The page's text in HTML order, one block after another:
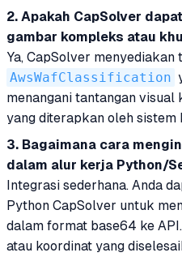
2. Apakah CapSolver
gambar kompleks atau
Ya, CapSolver
AwsWafClassification
menangani tantangan
yang diterapkan oleh sistem
3. Bagaimana cara
dalam alur kerja Python/
Integrasi sederhana. Anda
Python CapSolver untuk
dalam format base64 ke
atau koordinat yang